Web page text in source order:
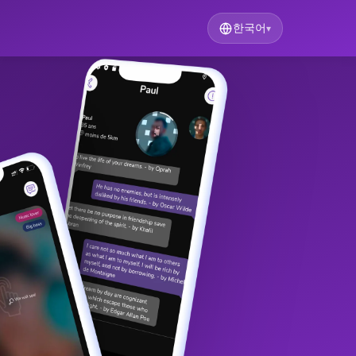
한국어▾